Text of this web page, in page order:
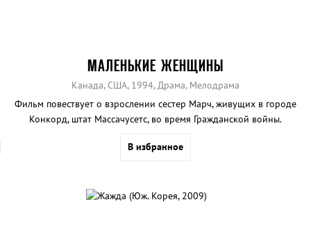
МАЛЕНЬКИЕ ЖЕНЩИНЫ
Канада, США, 1994, Драма, Мелодрама
Фильм повествует о взрослении сестер Марч, живущих в городе
Конкорд, штат Массачусетс, во время Гражданской войны.
В избранное